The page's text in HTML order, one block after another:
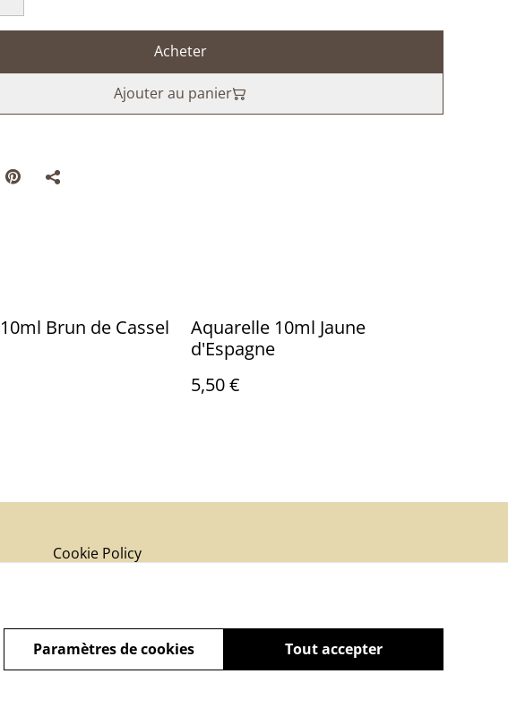
Acheter
Ajouter au panier
Brun de Cassel
Aquarelle 10ml Jaune
d'Espagne
5,50 €
Cookie Policy
Tout accepter
Paramètres de cookies